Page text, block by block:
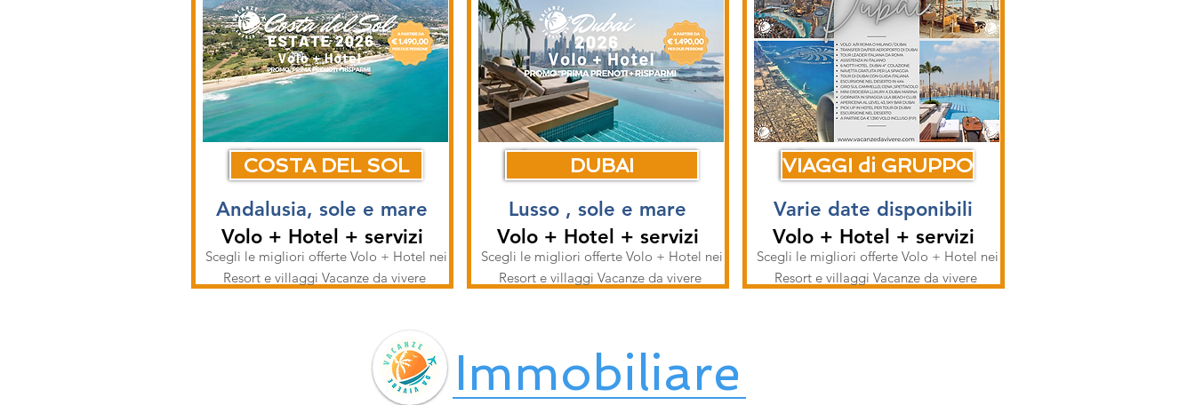
COSTA DEL SOL
Andalusia, sole e mare
Volo + Hotel + servizi
Scegli le migliori offerte Volo + Hotel nei
Resort e villaggi Vacanze da vivere
DUBAI
Lusso , sole e mare
Volo + Hotel + servizi
Scegli le migliori offerte Volo + Hotel nei
Resort e villaggi Vacanze da vivere
VIAGGI di GRUPPO
Varie date disponibili
Volo + Hotel + servizi
Scegli le migliori offerte Volo + Hotel nei
Resort e villaggi Vacanze da vivere
Immobiliare